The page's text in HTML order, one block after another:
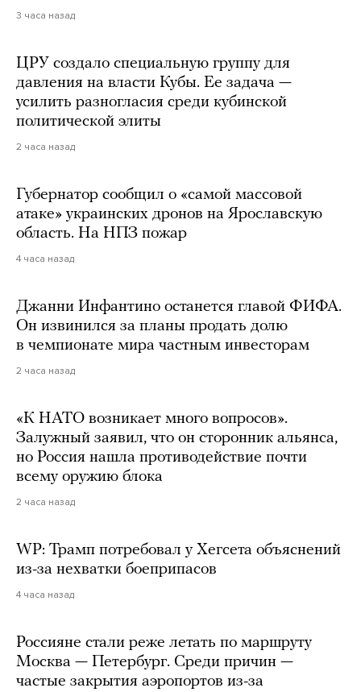
3 часа назад
ЦРУ создало специальную группу для
давления на власти Кубы. Ее задача —
усилить разногласия среди кубинской
политической элиты
2 часа назад
Губернатор сообщил о «самой массовой
атаке» украинских дронов на Ярославскую
область. На НПЗ пожар
4 часа назад
Джанни Инфантино останется главой ФИФА.
Он извинился за планы продать долю
в чемпионате мира частным инвесторам
2 часа назад
«К НАТО возникает много вопросов».
Залужный заявил, что он сторонник альянса,
но Россия нашла противодействие почти
всему оружию блока
2 часа назад
WP: Трамп потребовал у Хегсета объяснений
из-за нехватки боеприпасов
4 часа назад
Россияне стали реже летать по маршруту
Москва — Петербург. Среди причин —
частые закрытия аэропортов из-за